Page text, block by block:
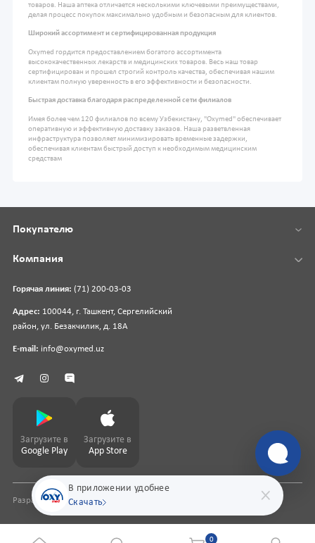
товаров. Наша аптека отличается несколькими ключевыми преимуществами,
делая процесс покупок максимально удобным и безопасным для клиентов.
Широкий ассортимент и сертифицированная продукция
Oxymed гордится предоставлением богатого ассортимента
высококачественных лекарств и медицинских товаров. Весь наш товар
сертифицирован и прошел строгий контроль качества, обеспечивая нашим
клиентам полную уверенность в его эффективности и безопасности.
Быстрая доставка благодаря распределенной сети филиалов
Имея более чем 120 филиалов по всему Узбекистану, "Oxymed" обеспечивает
оперативную и эффективную доставку заказов. Наша разветвленная
инфраструктура позволяет минимизировать временные задержки,
обеспечивая клиентам быстрый доступ к необходимым медицинским
средствам
В приложении удобнее
Скачать
Горячая линия: (71) 200-03-03
Адрес: 100044, г. Ташкент, Сергелийский
район, ул. Безакчилик, д. 18А
E-mail: info@oxymed.uz
Покупателю
Компания
Загрузите в
Google Play
Загрузите в
App Store
Разработка сайтаpharmit.uz
0